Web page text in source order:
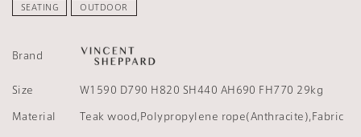
SEATING OUTDOOR
Brand
Size W1590 D790 H820 SH440 AH690 FH770 29kg
Material Teak wood,Polypropylene rope(Anthracite),Fabric